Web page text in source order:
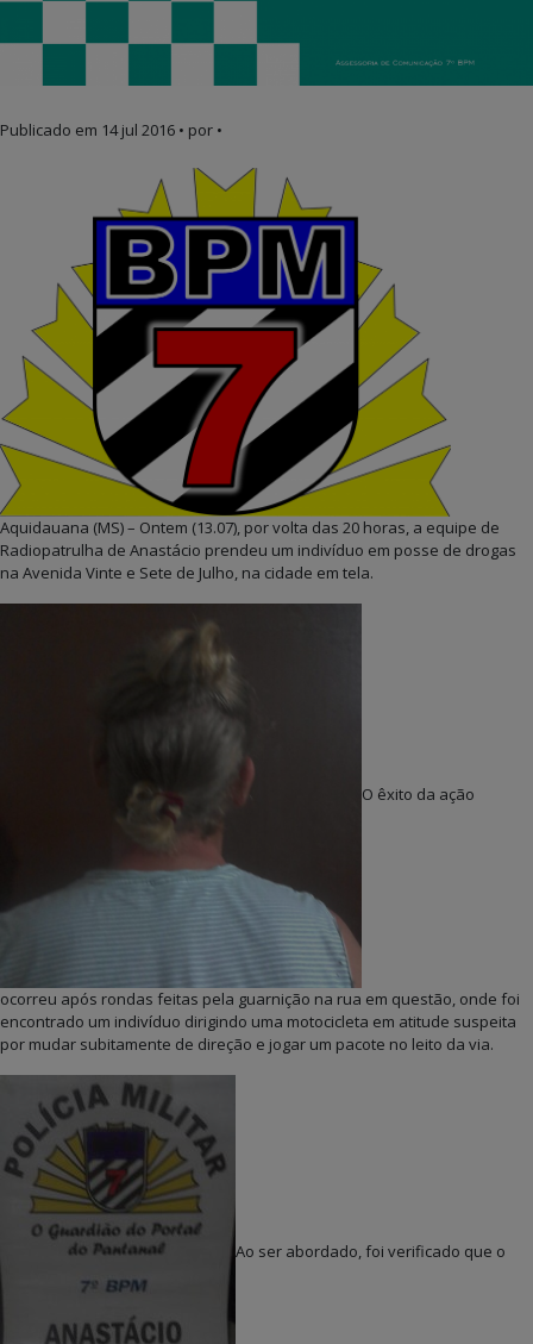
Publicado em 14 jul 2016 • por •
Aquidauana (MS) – Ontem (13.07), por volta das 20 horas, a equipe de
Radiopatrulha de Anastácio prendeu um indivíduo em posse de drogas
na Avenida Vinte e Sete de Julho, na cidade em tela.
O êxito da ação
ocorreu após rondas feitas pela guarnição na rua em questão, onde foi
encontrado um indivíduo dirigindo uma motocicleta em atitude suspeita
por mudar subitamente de direção e jogar um pacote no leito da via.
Ao ser abordado, foi verificado que o